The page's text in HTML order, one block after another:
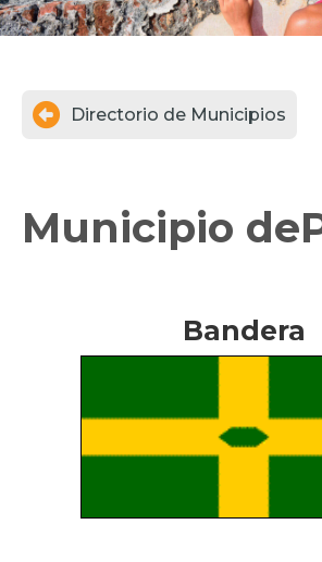
 Directorio de Municipios
Municipio de
Bandera